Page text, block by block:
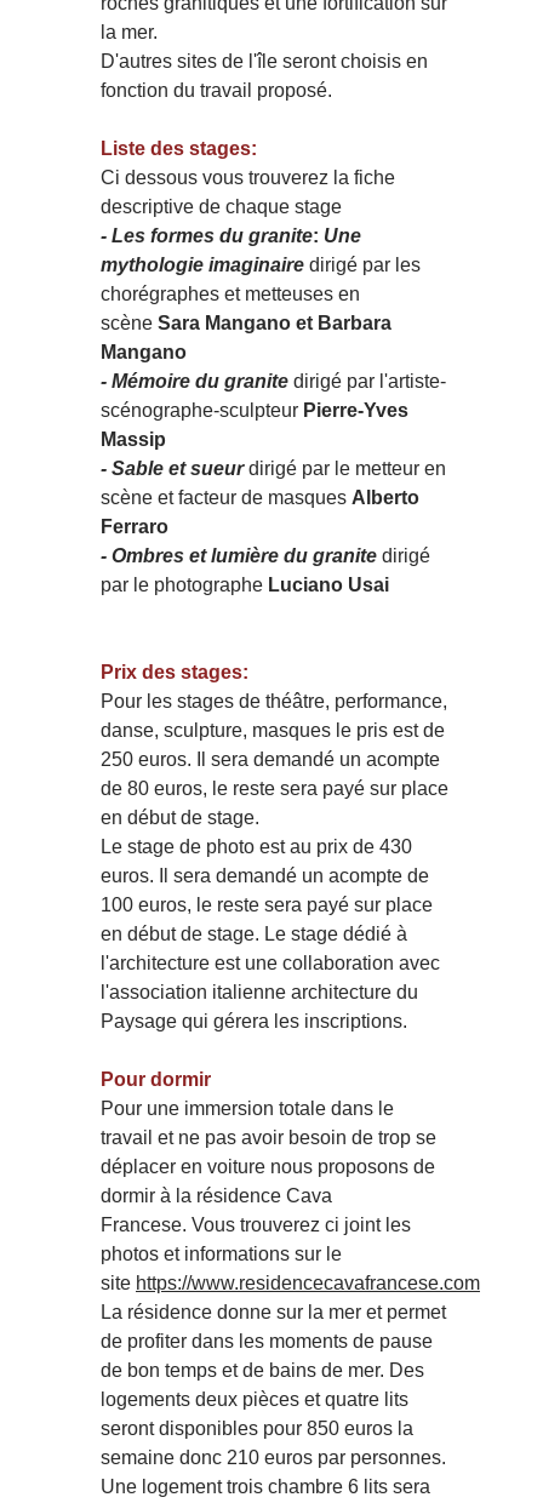
la mer.
D'autres sites de l'île seront choisis en
fonction du travail proposé.
​Liste des stages:
​Ci dessous vous trouverez la fiche
descriptive de chaque stage
- Les formes du granite: Une
mythologie imaginaire dirigé par les
chorégraphes et metteuses en
scène Sara Mangano et Barbara
Mangano
- Mémoire du granite dirigé par l'artiste-
scénographe-sculpteur Pierre-Yves
Massip
- Sable et sueur dirigé par le metteur en
scène et facteur de masques Alberto
Ferraro
- Ombres et lumière du granite dirigé
par le photographe Luciano Usai
Prix des stages:
Pour les stages de théâtre, performance,
danse, sculpture, masques le pris est de
250 euros.
Il sera demandé un acompte
de 80 euros, le reste sera payé sur place
en début de stage.
Le stage de photo est au prix de 430
euros.
Il sera demandé un acompte de
100 euros, le reste sera payé sur place
en début de stage. Le stage dédié à
l'architecture est une collaboration avec
l'association italienne architecture du
Paysage qui gérera les inscriptions.
Pour dormir
Pour une immersion totale dans le
travail et ne pas avoir besoin de trop se
déplacer en voiture nous proposons de
dormir à la résidence Cava
Francese. Vous trouverez ci joint les
photos et informations sur le
site https://www.residencecavafrancese.com
La résidence donne sur la mer et permet
de profiter dans les moments de pause
de bon temps et de bains de mer. Des
logements deux pièces et quatre lits
seront disponibles pour 850 euros la
semaine donc 210 euros par personnes.
Une logement trois chambre 6 lits sera